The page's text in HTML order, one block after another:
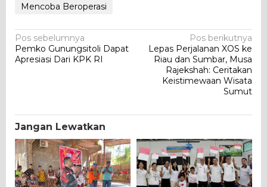
Mencoba Beroperasi
Navigasi
pos
Pos sebelumnya
Pemko Gunungsitoli Dapat
Apresiasi Dari KPK RI
Pos berikutnya
Lepas Perjalanan XOS ke
Riau dan Sumbar, Musa
Rajekshah: Ceritakan
Keistimewaan Wisata
Sumut
Jangan Lewatkan